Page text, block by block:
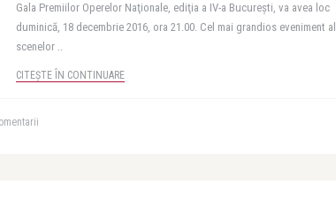
Gala Premiilor Operelor Naţionale, ediţia a IV-a București, va avea loc
duminică, 18 decembrie 2016, ora 21.00. Cel mai grandios eveniment al
scenelor ..
CITEȘTE ÎN CONTINUARE